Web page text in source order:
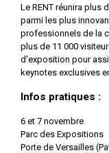
Le RENT réunira plus
parmi les plus
professionnels de la
plus de 11 000
d'exposition pour
keynotes exclusives
Infos pratiques :
6 et 7 novembre
Parc des Expositions
Porte de Versailles